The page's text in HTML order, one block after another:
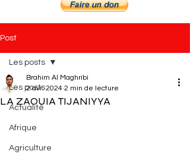
Post
Les posts
Actualité
Afrique
Agriculture
Les posts
LA ZAOUIA TIJANIYYA
Brahim Al Maghribi
2 avr. 2024 2 min de lecture